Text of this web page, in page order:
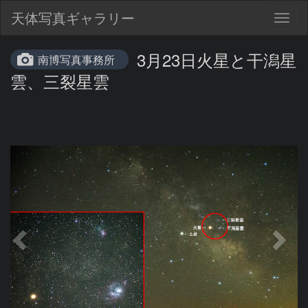
天体写真ギャラリー
南博写真事務所
3月23日火星と干潟星
雲、三裂星雲